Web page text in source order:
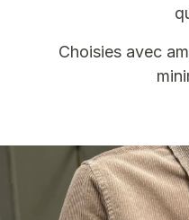
Choisies avec